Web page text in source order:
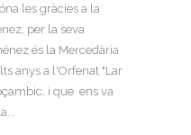
les gràcies a la
per la seva
és la Mercedària
anys a l'Orfenat "Lar
i que ens va